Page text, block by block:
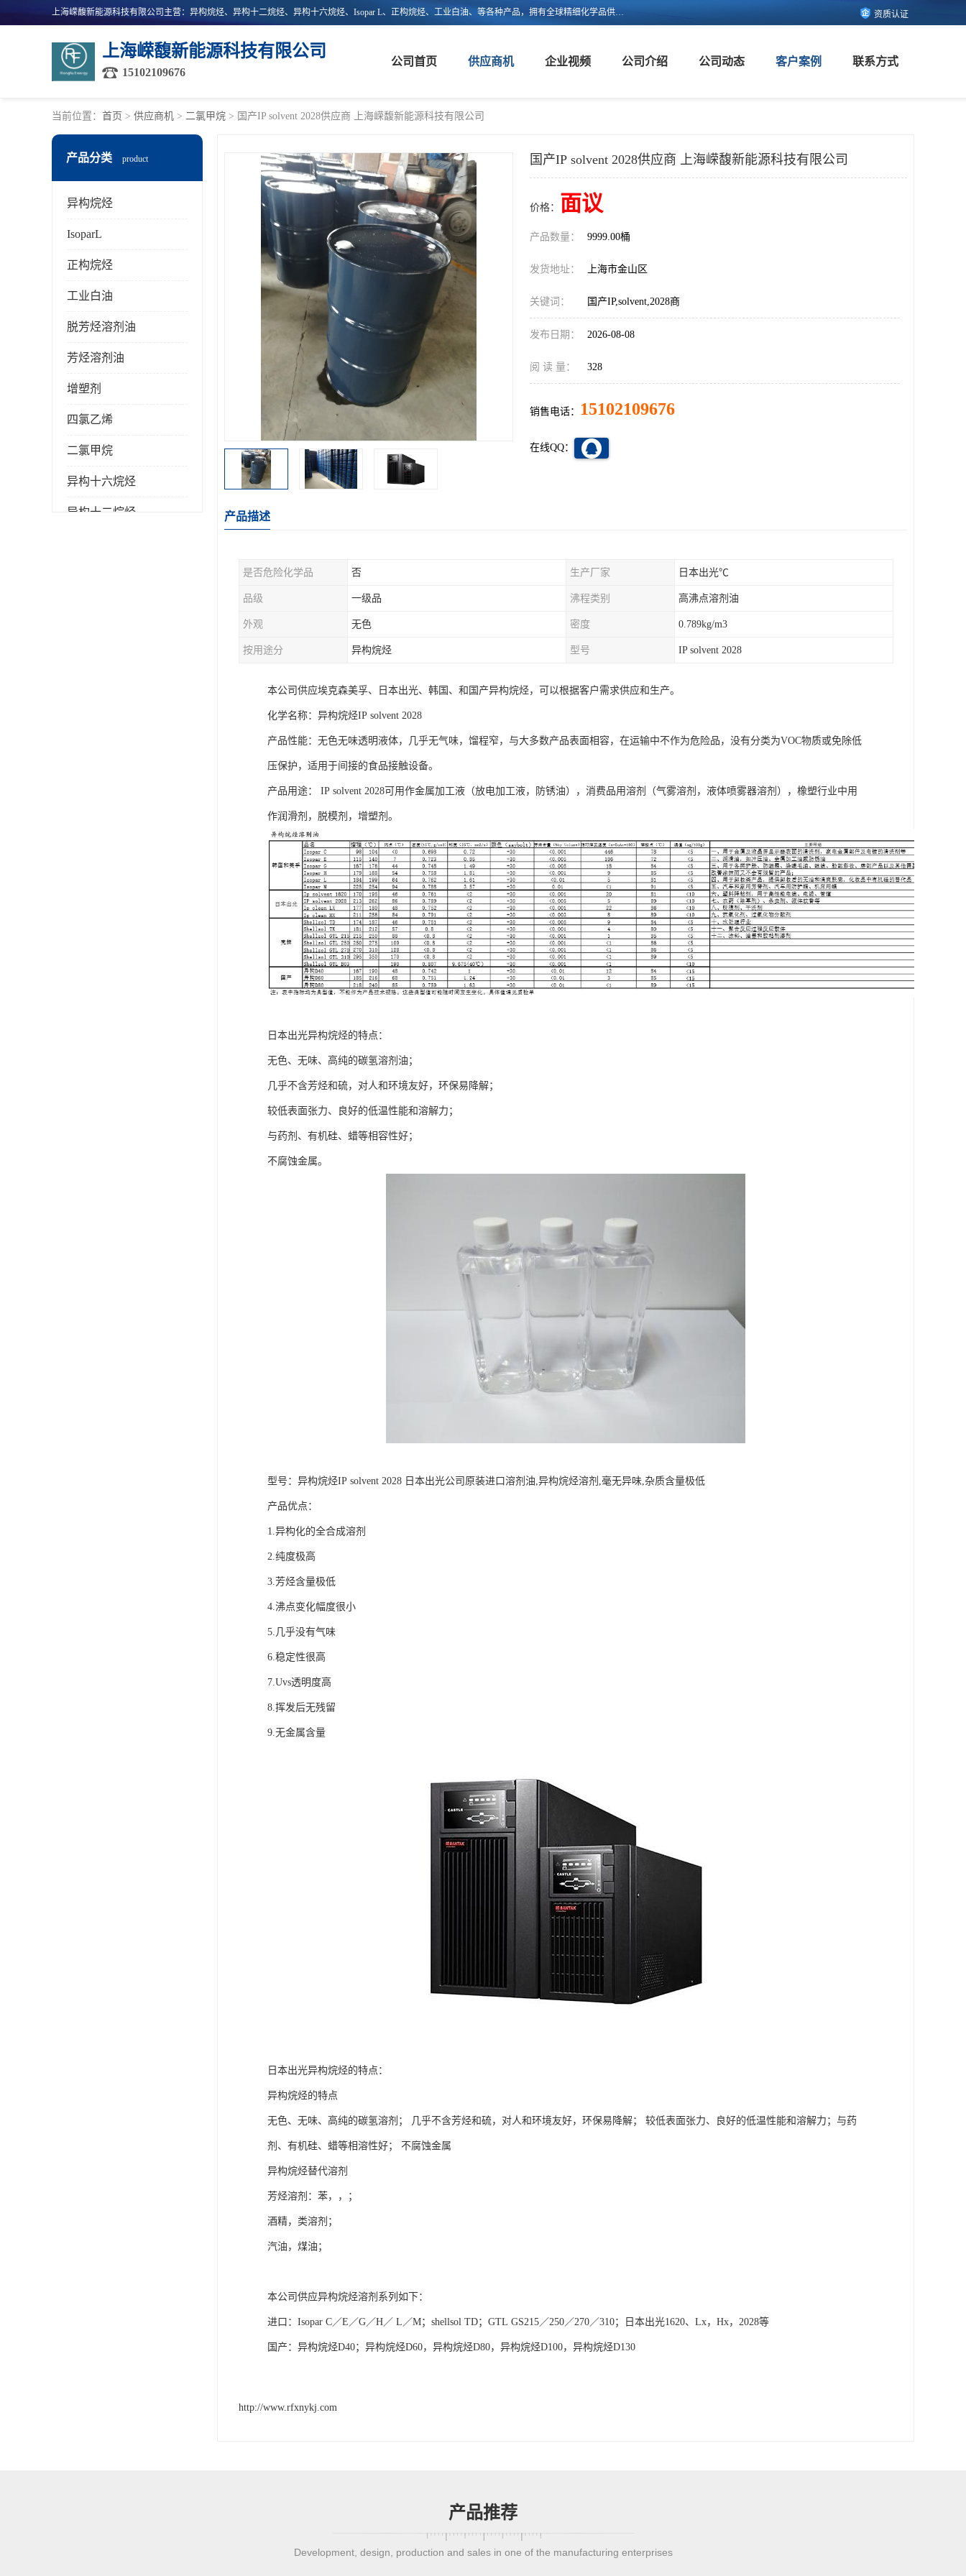
上海嵘馥新能源科技有限公司主营：异构烷烃、异构十二烷烃、异构十六烷烃、Isopar L、正构烷烃、工业白油、等各种产品，拥有全球精细化学品供应链的整合和服务能力，不仅提供自主研发的特种溶剂化学品，还集成了来自欧美、日韩的优质溶剂资源，为市场提供世界级优质溶剂。欢迎广大客户来电咨询！ 资质认证
上海嵘馥新能源科技有限公司
15102109676
公司首页 供应商机 企业视频 公司介绍 公司动态 客户案例 联系方式
当前位置： 首页 > 供应商机 > 二氯甲烷 > 国产IP solvent 2028供应商 上海嵘馥新能源科技有限公司
产品分类 product
异构烷烃
IsoparL
正构烷烃
工业白油
脱芳烃溶剂油
芳烃溶剂油
增塑剂
四氯乙烯
二氯甲烷
异构十六烷烃
异构十二烷烃
国产IP solvent 2028供应商 上海嵘馥新能源科技有限公司
价格： 面议
产品数量： 9999.00桶
发货地址： 上海市金山区
关键词： 国产IP,solvent,2028商
发布日期： 2026-08-08
阅 读 量： 328
销售电话： 15102109676
在线QQ：
产品描述
是否危险化学品 否 生产厂家 日本出光℃
品级 一级品 沸程类别 高沸点溶剂油
外观 无色 密度 0.789kg/m3
按用途分 异构烷烃 型号 IP solvent 2028
本公司供应埃克森美孚、日本出光、韩国、和国产异构烷烃，可以根据客户需求供应和生产。
化学名称：异构烷烃IP solvent 2028
产品性能：无色无味透明液体，几乎无气味，馏程窄，与大多数产品表面相容，在运输中不作为危险品，没有分类为VOC物质或免除低
压保护，适用于间接的食品接触设备。
产品用途： IP solvent 2028可用作金属加工液（放电加工液，防锈油），消费品用溶剂（气雾溶剂，液体喷雾器溶剂），橡塑行业中用
作润滑剂，脱模剂，增塑剂。
日本出光异构烷烃的特点：
无色、无味、高纯的碳氢溶剂油；
几乎不含芳烃和硫，对人和环境友好，环保易降解；
较低表面张力、良好的低温性能和溶解力；
与药剂、有机硅、蜡等相容性好；
不腐蚀金属。
型号：异构烷烃IP solvent 2028 日本出光公司原装进口溶剂油,异构烷烃溶剂,毫无异味,杂质含量极低
产品优点：
1.异构化的全合成溶剂
2.纯度极高
3.芳烃含量极低
4.沸点变化幅度很小
5.几乎没有气味
6.稳定性很高
7.Uvs透明度高
8.挥发后无残留
9.无金属含量
日本出光异构烷烃的特点：
异构烷烃的特点
无色、无味、高纯的碳氢溶剂； 几乎不含芳烃和硫，对人和环境友好，环保易降解； 较低表面张力、良好的低温性能和溶解力；与药
剂、有机硅、蜡等相溶性好； 不腐蚀金属
异构烷烃替代溶剂
芳烃溶剂：苯，，；
酒精，类溶剂；
汽油，煤油；
本公司供应异构烷烃溶剂系列如下：
进口：Isopar C／E／G／H／ L／M；shellsol TD；GTL GS215／250／270／310；日本出光1620、Lx，Hx，2028等
国产：异构烷烃D40；异构烷烃D60，异构烷烃D80，异构烷烃D100，异构烷烃D130
http://www.rfxnykj.com
产品推荐
Development, design, production and sales in one of the manufacturing enterprises